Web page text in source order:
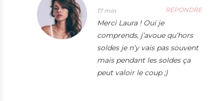
17 min
RÉPONDRE
Merci Laura ! Oui je
comprends, j’avoue qu’hors
soldes je n’y vais pas souvent
mais pendant les soldes ça
peut valoir le coup ;)